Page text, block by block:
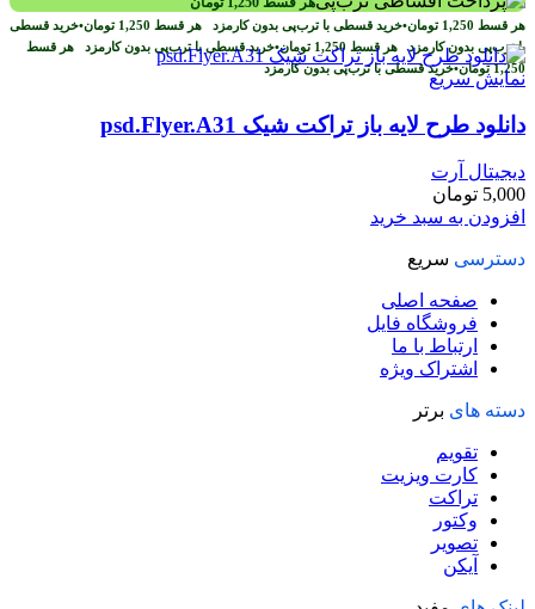
هر قسط 1,250 تومان•خرید قسطی با ترب‌پی بدون کارمزد هر قسط 1,250 تومان•خرید قسطی
با ترب‌پی بدون کارمزد هر قسط 1,250 تومان•خرید قسطی با ترب‌پی بدون کارمزد هر قسط
1,250 تومان•خرید قسطی با ترب‌پی بدون کارمزدنمایش سریع
دانلود طرح لايه باز تراکت شیک psd.Flyer.A31
دیجیتال آرت
5,000 تومان
افزودن به سبد خرید
دسترسی سریع
صفحه اصلی
فروشگاه فایل
ارتباط با ما
اشتراک ویژه
دسته های برتر
تقویم
کارت ویزیت
تراکت
وکتور
تصویر
آیکن